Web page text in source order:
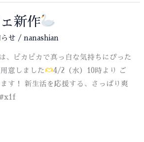
新作
せ /nanashian
、ピカピカで真っ白な気持ちにぴった
意しました
4/2（水）10時より ご
す！ 新生活を応援する、さっぱり爽